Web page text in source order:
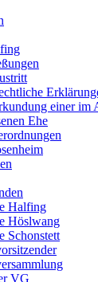
einer im
Ehe
Halfing
Höslwang
Schonstett
VG